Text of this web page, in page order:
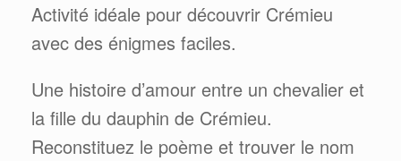
Activité idéale pour découvrir Crémieu
avec des énigmes faciles.
Une histoire d’amour entre un chevalier et
la fille du dauphin de Crémieu.
Reconstituez le poème et trouver le nom